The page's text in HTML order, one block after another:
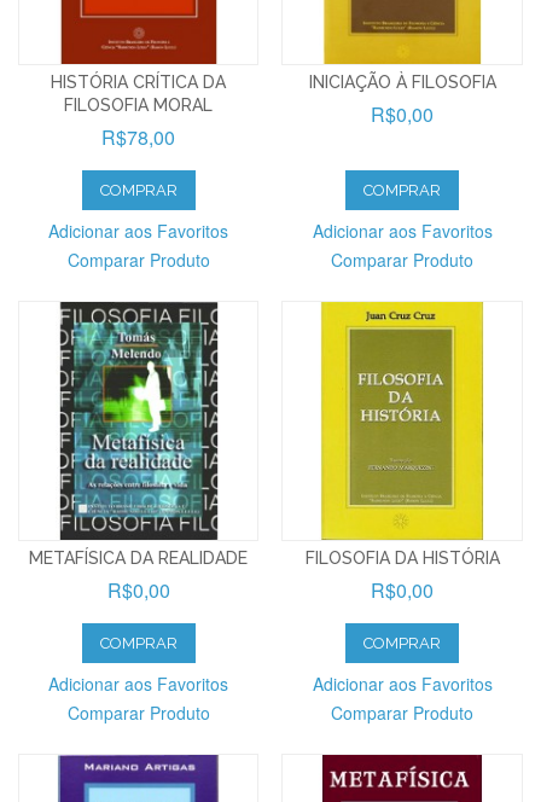
HISTÓRIA CRÍTICA DA
FILOSOFIA MORAL
R$78,00
COMPRAR
Adicionar aos Favoritos
Comparar Produto
INICIAÇÃO À FILOSOFIA
R$0,00
COMPRAR
Adicionar aos Favoritos
Comparar Produto
METAFÍSICA DA REALIDADE
R$0,00
COMPRAR
Adicionar aos Favoritos
Comparar Produto
FILOSOFIA DA HISTÓRIA
R$0,00
COMPRAR
Adicionar aos Favoritos
Comparar Produto